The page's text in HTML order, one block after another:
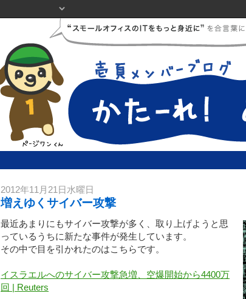
2012年11月21日水曜日
増えゆくサイバー攻撃
最近あまりにもサイバー攻撃が多く、取り上げようと思
っているうちに新たな事件が発生しています。
その中で目を引かれたのはこちらです。
イスラエルへのサイバー攻撃急増、空爆開始から4400万
回 | Reuters